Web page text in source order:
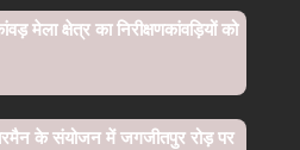
मेला क्षेत्र का निरीक्षणकांवड़ियों को
के संयोजन में जगजीतपुर रोड़ पर